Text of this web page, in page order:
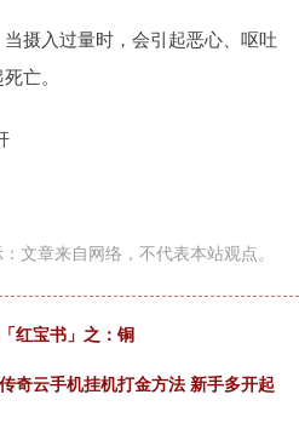
摄入过量时，会引起恶心、呕吐
亡。
文章来自网络，不代表本站观点。
红宝书」之：铜
奇云手机挂机打金方法 新手多开起